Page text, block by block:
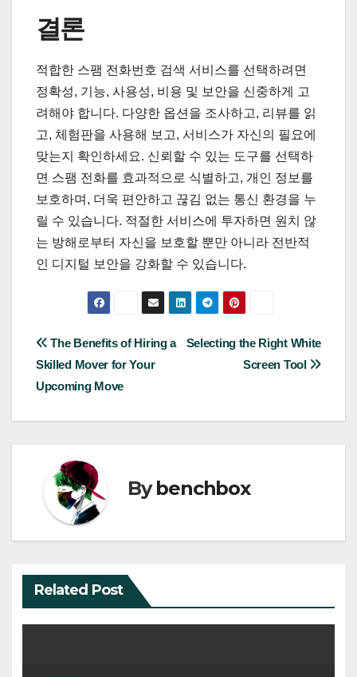
결론
적합한 스팸 전화번호 검색 서비스를 선택하려면
정확성, 기능, 사용성, 비용 및 보안을 신중하게 고
려해야 합니다. 다양한 옵션을 조사하고, 리뷰를 읽
고, 체험판을 사용해 보고, 서비스가 자신의 필요에
맞는지 확인하세요. 신뢰할 수 있는 도구를 선택하
면 스팸 전화를 효과적으로 식별하고, 개인 정보를
보호하며, 더욱 편안하고 끊김 없는 통신 환경을 누
릴 수 있습니다. 적절한 서비스에 투자하면 원치 않
는 방해로부터 자신을 보호할 뿐만 아니라 전반적
인 디지털 보안을 강화할 수 있습니다.
Post
navigation
Selecting the Right White
Screen Tool
The Benefits of Hiring a
Skilled Mover for Your
Upcoming Move
Bybenchbox
Related Post